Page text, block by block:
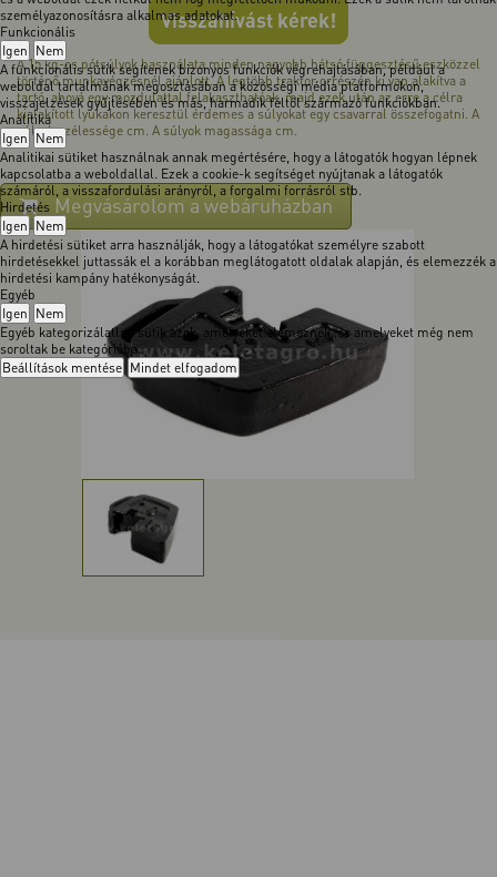
személyazonosításra alkalmas adatokat.
Funkcionális
Igen Nem
A funkcionális sütik segítenek bizonyos funkciók végrehajtásában, például a
weboldal tartalmának megosztásában a közösségi média platformokon,
visszajelzések gyűjtésében és más, harmadik féltől származó funkciókban.
Analitika
Igen Nem
Analitikai sütiket használnak annak megértésére, hogy a látogatók hogyan lépnek
kapcsolatba a weboldallal. Ezek a cookie-k segítséget nyújtanak a látogatók
számáról, a visszafordulási arányról, a forgalmi forrásról stb.
Hirdetés
Igen Nem
A hirdetési sütiket arra használják, hogy a látogatókat személyre szabott
hirdetésekkel juttassák el a korábban meglátogatott oldalak alapján, és elemezzék a
hirdetési kampány hatékonyságát.
Egyéb
Igen Nem
Egyéb kategorizálatlan sütik azok, amelyeket elemeznek, és amelyeket még nem
soroltak be kategóriába.
Beállítások mentése Mindet elfogadom
Visszahívást kérek!
A 15 kg-os pótsúlyok használata minden nagyobb hátsó függesztésű eszközzel
történő munkavégzésnél ajánlott. A legtöbb traktor orrészén ki van alakítva a
tartó, ahová egy mozdulattal felakaszthatóak, majd ezek után az erre a célra
kialakított lyukakon keresztül érdemes a súlyokat egy csavarral összefogatni. A
súlyok szélessége cm. A súlyok magassága cm.
Megvásárolom a webáruházban